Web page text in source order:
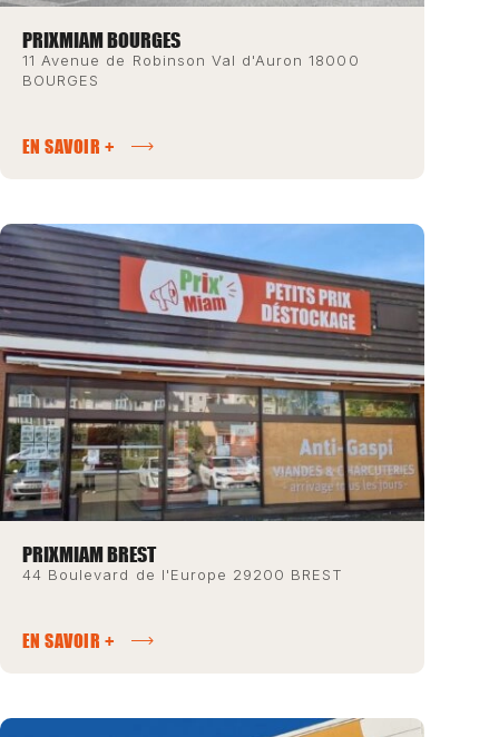
PRIXMIAM BOURGES
11 Avenue de Robinson Val d'Auron 18000
BOURGES
EN SAVOIR +
PRIXMIAM BREST
44 Boulevard de l'Europe 29200 BREST
EN SAVOIR +